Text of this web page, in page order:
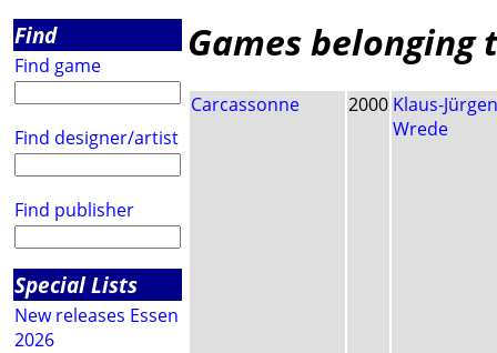
Find
Find game
Find designer/artist
Find publisher
Special Lists
New releases Essen
2026
Games belonging
Carcassonne 2000 Klaus-Jürgen
Wrede